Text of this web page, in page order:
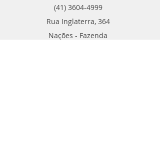
(41) 3604-4999
Rua Inglaterra, 364
Nações - Fazenda